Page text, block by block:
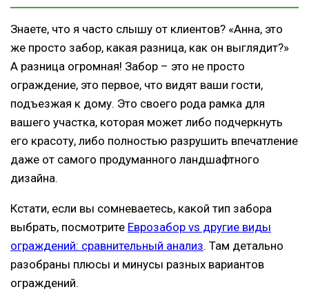
Знаете, что я часто слышу от клиентов? «Анна, это
же просто забор, какая разница, как он выглядит?»
А разница огромная! Забор – это не просто
ограждение, это первое, что видят ваши гости,
подъезжая к дому. Это своего рода рамка для
вашего участка, которая может либо подчеркнуть
его красоту, либо полностью разрушить впечатление
даже от самого продуманного ландшафтного
дизайна.
Кстати, если вы сомневаетесь, какой тип забора
выбрать, посмотрите Еврозабор vs другие виды
ограждений: сравнительный анализ. Там детально
разобраны плюсы и минусы разных вариантов
ограждений.